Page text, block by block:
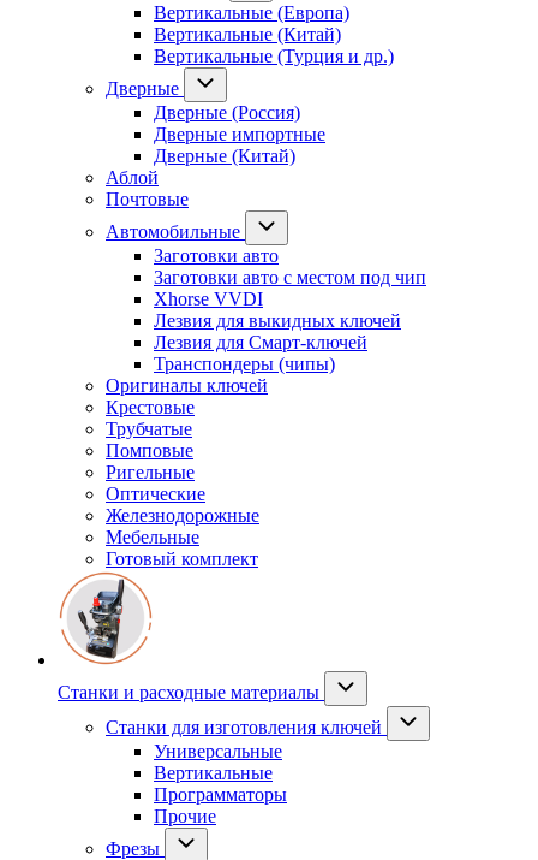
Вертикальные (Европа)
Вертикальные (Китай)
Вертикальные (Турция и др.)
Дверные
Дверные (Россия)
Дверные импортные
Дверные (Китай)
Аблой
Почтовые
Автомобильные
Заготовки авто
Заготовки авто с местом под чип
Xhorse VVDI
Лезвия для выкидных ключей
Лезвия для Смарт-ключей
Транспондеры (чипы)
Оригиналы ключей
Крестовые
Трубчатые
Помповые
Ригельные
Оптические
Железнодорожные
Мебельные
Готовый комплект
Станки и расходные материалы
Станки для изготовления ключей
Универсальные
Вертикальные
Программаторы
Прочие
Фрезы